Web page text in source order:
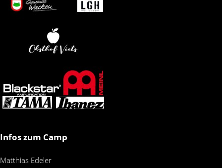
Infos zum Camp
Matthias Edeler